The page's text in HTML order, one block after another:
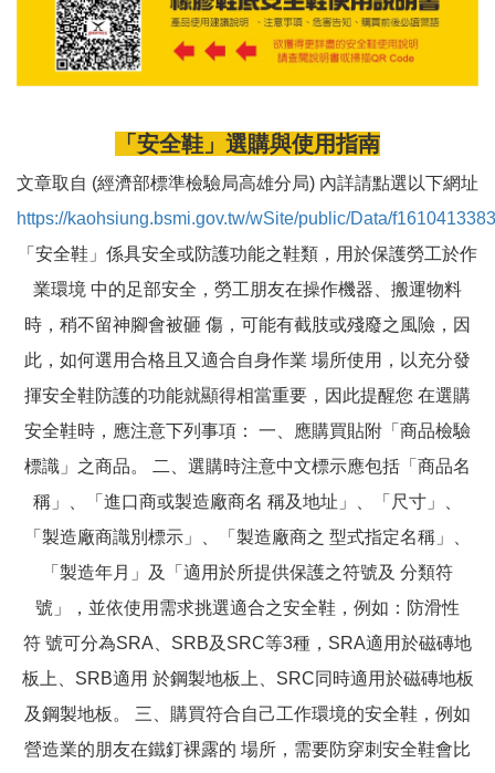
「安全鞋」選購與使用指南
文章取自 (經濟部標準檢驗局高雄分局) 內詳請點選以下網址
https://kaohsiung.bsmi.gov.tw/wSite/public/Data/
「安全鞋」係具安全或防護功能之鞋類，用於保護勞工於作
業環境 中的足部安全，勞工朋友在操作機器、搬運物料
時，稍不留神腳會被砸 傷，可能有截肢或殘廢之風險，因
此，如何選用合格且又適合自身作業 場所使用，以充分發
揮安全鞋防護的功能就顯得相當重要，因此提醒您 在選購
安全鞋時，應注意下列事項： 一、應購買貼附「商品檢驗
標識」之商品。 二、選購時注意中文標示應包括「商品名
稱」、「進口商或製造廠商名 稱及地址」、「尺寸」、
「製造廠商識別標示」、「製造廠商之 型式指定名稱」、
「製造年月」及「適用於所提供保護之符號及 分類符
號」，並依使用需求挑選適合之安全鞋，例如：防滑性
符 號可分為SRA、SRB及SRC等3種，SRA適用於磁磚地
板上、SRB適用 於鋼製地板上、SRC同時適用於磁磚地板
及鋼製地板。 三、購買符合自己工作環境的安全鞋，例如
營造業的朋友在鐵釘裸露的 場所，需要防穿刺安全鞋會比